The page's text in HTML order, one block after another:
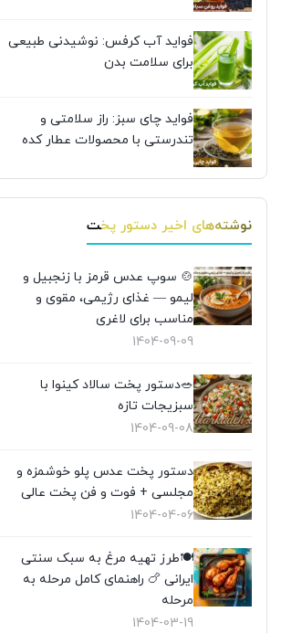
فواید آب کرفس: نوشیدنی طبیعی
برای سلامت بدن
فواید چای سبز: راز سلامتی و
تندرستی با محصولات عطار کده
نوشته‌های اخیر دستور پخت
🍲 سوپ عدس قرمز با زنجبیل و
لیمو — غذای رژیمی، مقوی و
مناسب برای لاغری
1404-09-09
🥗دستور پخت سالاد کینوا با
سبزیجات تازه
1404-09-08
دستور پخت عدس پلو خوشمزه و
مجلسی + فوت و فن پخت عالی
1404-04-06
🍽️طرز تهیه مرغ به سبک سنتی
ایرانی 🍗 راهنمای کامل مرحله به
مرحله
1404-03-19